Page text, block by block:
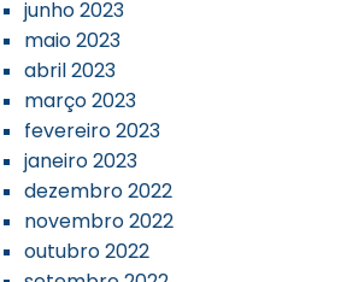
junho 2023
maio 2023
abril 2023
março 2023
fevereiro 2023
janeiro 2023
dezembro 2022
novembro 2022
outubro 2022